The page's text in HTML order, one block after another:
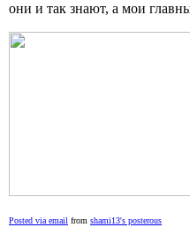
они и так знают, а мои
Posted via email from shami13's posterous